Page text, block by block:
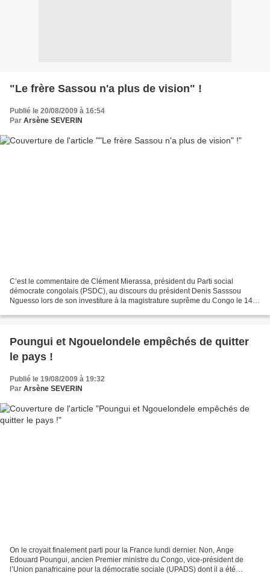
"Le frère Sassou n'a plus de vision" !
Publié le 20/08/2009 à 16:54
Par Arsène SEVERIN
C’est le commentaire de Clément Mierassa, président du Parti social
démocrate congolais (PSDC), au discours du président Denis Sasssou
Nguesso lors de son investiture à la magistrature suprême du Congo le 14
Poungui et Ngouelondele empêchés de quitter
le pays !
Publié le 19/08/2009 à 19:32
Par Arsène SEVERIN
On le croyait finalement parti pour la France lundi dernier. Non, Ange
Edouard Poungui, ancien Premier ministre du Congo, vice-président de
l’Union panafricaine pour la démocratie sociale (UPADS) dont il a été